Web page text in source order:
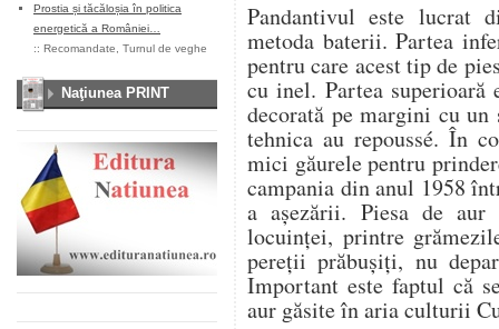
Prostia și tăcăloșia în politica
energetică a României…
:: Recomandate Turnul de veghe
Naţiunea PRINT
Pandantivul este lucrat
metoda baterii. Partea
pentru care acest tip de
cu inel. Partea superioară
decorată pe margini cu
tehnica au repoussé. În
mici găurele pentru
campania din anul 1958
a așezării. Piesa de
locuinței, printre
pereții prăbușiți, nu
Important este faptul că
aur găsite în aria culturii